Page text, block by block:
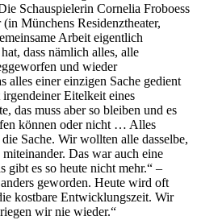
Schauspielerin Cornelia Froboess
Münchens Residenztheater,
Arbeit eigentlich
dass nämlich alles, alle
und wieder
alles einer einzigen Sache gedient
Eitelkeit eines
das muss aber so bleiben und es
können oder nicht … Alles
Sache. Wir wollten alle dasselbe,
Das war auch eine
gibt es so heute nicht mehr.“ –
geworden. Heute wird oft
kostbare Entwicklungszeit. Wir
wir nie wieder.“